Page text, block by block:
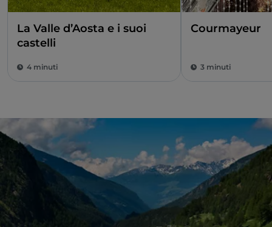
La Valle d’Aosta e i suoi
castelli
4 minuti
Courmayeur
3 minuti